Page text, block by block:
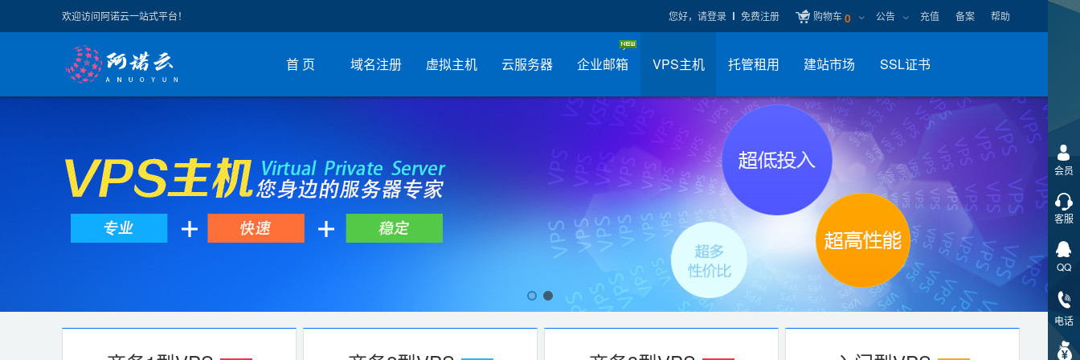
您好，请登录 免费注册 购物车0 公告 充值 备案 帮助
欢迎访问阿诺云一站式平台！
首 页 域名注册 虚拟主机 云服务器 企业邮箱 VPS主机 托管租用 建站市场 SSL证书
会员
客服
QQ
电话